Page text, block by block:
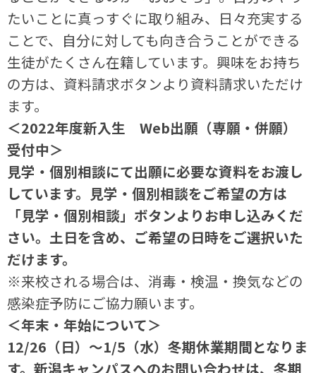
たいことに真っすぐに取り組み、日々充実する
ことで、自分に対しても向き合うことができる
生徒がたくさん在籍しています。興味をお持ち
の方は、資料請求ボタンより資料請求いただけ
ます。
＜2022年度新入生 Web出願（専願・併願）
受付中＞
見学・個別相談にて出願に必要な資料をお渡し
しています。見学・個別相談をご希望の方は
「見学・個別相談」ボタンよりお申し込みくだ
さい。土日を含め、ご希望の日時をご選択いた
だけます。
※来校される場合は、消毒・検温・換気などの
感染症予防にご協力願います。
＜年末・年始について＞
12/26（日）～1/5（水）冬期休業期間となりま
す。新潟キャンパスへのお問い合わせは、冬期